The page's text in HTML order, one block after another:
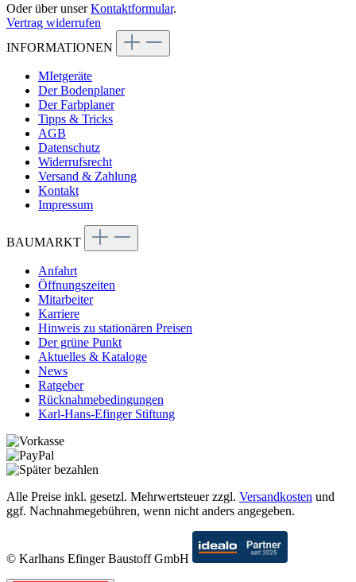
Oder über unserKontaktformular.
Vertrag widerrufen
INFORMATIONEN
MIetgeräte
Der Bodenplaner
Der Farbplaner
Tipps & Tricks
AGB
Datenschutz
Widerrufsrecht
Versand & Zahlung
Kontakt
Impressum
BAUMARKT
Anfahrt
Öffnungszeiten
Mitarbeiter
Karriere
Hinweis zu stationären Preisen
Der grüne Punkt
Aktuelles & Kataloge
News
Ratgeber
Rücknahmebedingungen
Karl-Hans-Efinger Stiftung
Alle Preise inkl. gesetzl. Mehrwertsteuer zzgl. Versandkosten und
ggf. Nachnahmegebühren, wenn nicht anders angegeben.
© Karlhans Efinger Baustoff GmbH